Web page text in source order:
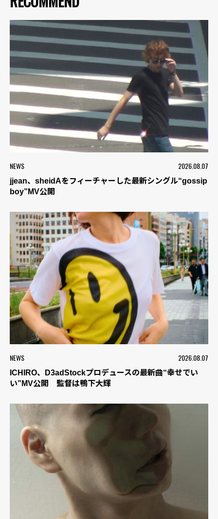
NEWS 2026.08.07
jjean、sheidAをフィーチャーした最新シングル“gossip
boy”MV公開
NEWS 2026.08.07
ICHIRO、D3adStockプロデュースの最新曲“幸せでい
い”MV公開 監督は鴨下大輝